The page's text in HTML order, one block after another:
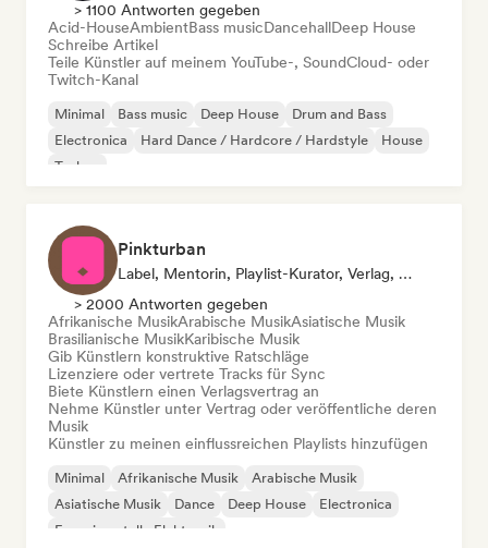
> 1100 Antworten gegeben
Acid-HouseAmbientBass musicDancehallDeep House
Schreibe Artikel
Teile Künstler auf meinem YouTube-, SoundCloud- oder
Twitch-Kanal
Minimal Bass music Deep House
Drum and Bass
Electronica
Hard Dance / Hardcore / Hardstyle
House
Techno
Pinkturban
Label, Mentorin, Playlist-Kurator, Verlag, Sync Supervisor
> 2000 Antworten gegeben
Afrikanische MusikArabische MusikAsiatische Musik
Brasilianische MusikKaribische Musik
Gib Künstlern konstruktive Ratschläge
Lizenziere oder vertrete Tracks für Sync
Biete Künstlern einen Verlagsvertrag an
Nehme Künstler unter Vertrag oder veröffentliche deren
Musik
Künstler zu meinen einflussreichen Playlists hinzufügen
Minimal Afrikanische Musik
Arabische Musik
Asiatische Musik
Dance Deep House
Electronica
Experimentelle Elektronik